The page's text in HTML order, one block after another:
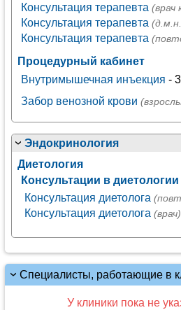
Консультация терапевта (врач
Консультация терапевта
Консультация терапевта
Процедурный кабинет
Внутримышечная инъекция -
Забор венозной крови
Эндокринология
Диетология
Консультации в диетологии
Консультация диетолога
Консультация диетолога (врач)
Специалисты, работающие в
У клиники пока не